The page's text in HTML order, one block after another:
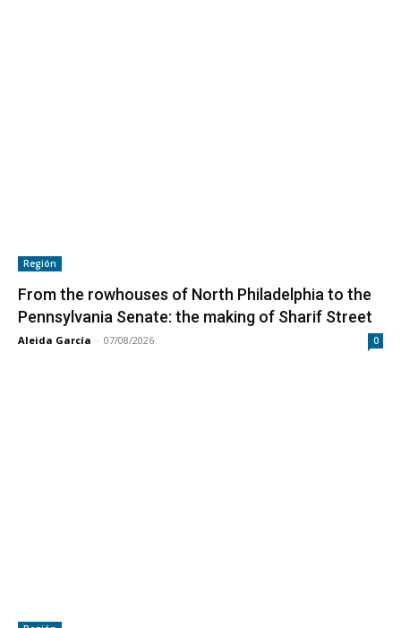
Región
From the rowhouses of North Philadelphia to the
Pennsylvania Senate: the making of Sharif Street
Aleida García - 07/08/2026 0